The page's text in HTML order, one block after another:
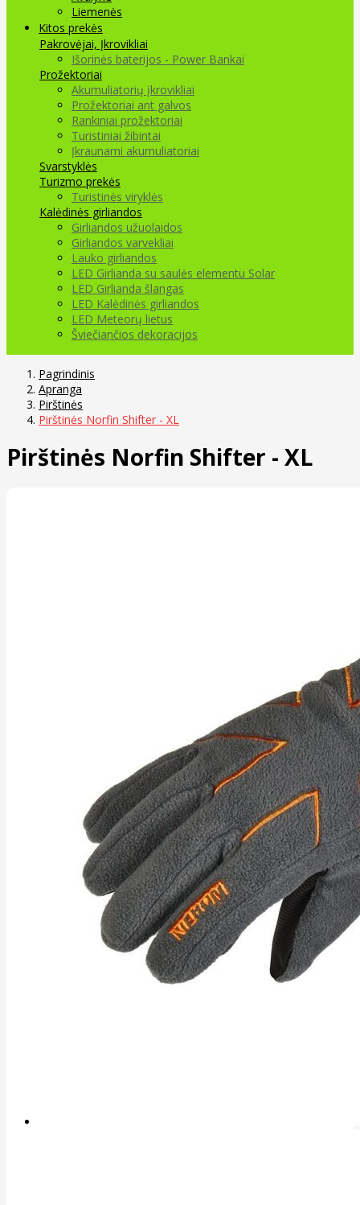
Liemenės
Kitos prekės
Pakrovėjai, Įkrovikliai
Išorinės baterijos - Power Bankai
Prožektoriai
Akumuliatorių įkrovikliai
Prožektoriai ant galvos
Rankiniai prožektoriai
Turistiniai žibintai
Įkraunami akumuliatoriai
Svarstyklės
Turizmo prekės
Turistinės viryklės
Kalėdinės girliandos
Girliandos užuolaidos
Girliandos varvekliai
Lauko girliandos
LED Girlianda su saulės elementu Solar
LED Girlianda šlangas
LED Kalėdinės girliandos
LED Meteorų lietus
Šviečiančios dekoracijos
Pagrindinis
Apranga
Pirštinės
Pirštinės Norfin Shifter - XL
Pirštinės Norfin Shifter - XL